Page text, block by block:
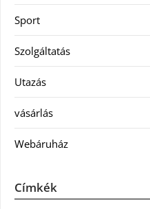
Sport
Szolgáltatás
Utazás
vásárlás
Webáruház
Címkék